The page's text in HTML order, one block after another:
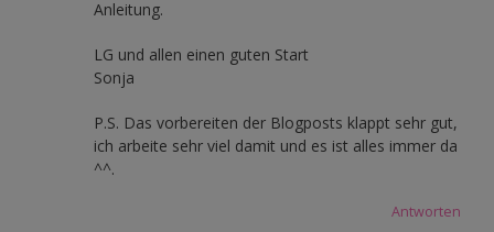
Anleitung.
LG und allen einen guten Start
Sonja
P.S. Das vorbereiten der Blogposts klappt sehr gut,
ich arbeite sehr viel damit und es ist alles immer da
^^.
Antworten